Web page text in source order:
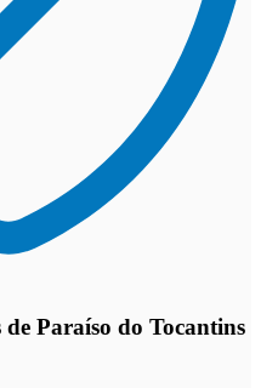
Paraíso do Tocantins